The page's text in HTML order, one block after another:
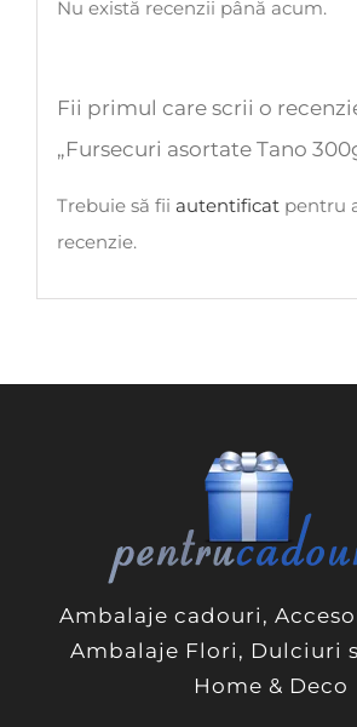
Nu există recenzii până acum.
Fii primul care scrii o
„Fursecuri asortate Tano
Trebuie să fii autentificatpentru
recenzie.
Ambalaje cadouri,
Ambalaje Flori, Dulciuri
Home & Deco